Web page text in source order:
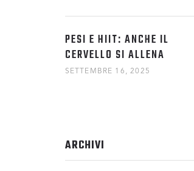
PESI E HIIT: ANCHE IL
CERVELLO SI ALLENA
SETTEMBRE 16, 2025
ARCHIVI